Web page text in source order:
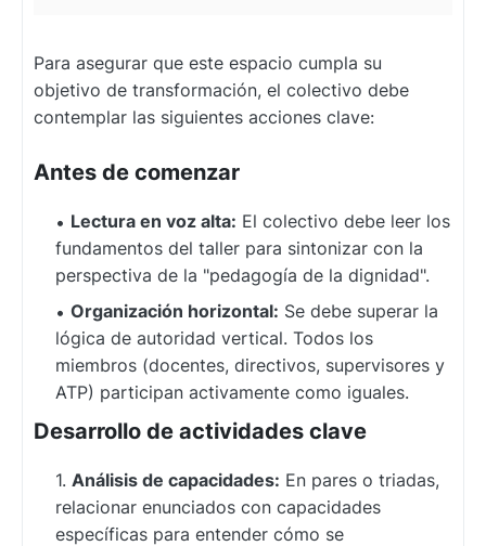
Para asegurar que este espacio cumpla su
objetivo de transformación, el colectivo debe
contemplar las siguientes acciones clave:
Antes de comenzar
Lectura en voz alta: El colectivo debe leer los
fundamentos del taller para sintonizar con la
perspectiva de la "pedagogía de la dignidad".
Organización horizontal: Se debe superar la
lógica de autoridad vertical. Todos los
miembros (docentes, directivos, supervisores y
ATP) participan activamente como iguales.
Desarrollo de actividades clave
Análisis de capacidades: En pares o triadas,
relacionar enunciados con capacidades
específicas para entender cómo se